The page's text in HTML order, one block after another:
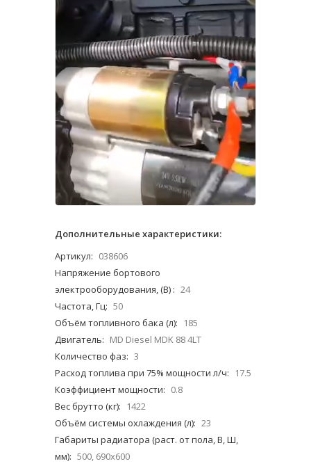
Дополнительные характеристики:
Артикул: 038606
Напряжение бортового
электрооборудования, (В) : 24
Частота, Гц: 50
Объём топливного бака (л):
185
Двигатель: MD Diesel MDK 88 4LT
Количество фаз: 3
Расход топлива при 75% мощности л/ч:
17.5
Коэффициент мощности: 0.8
Вес брутто (кг):
1422
Объём системы охлаждения (л): 23
Габариты радиатора (раст. от пола, В, Ш,
мм): 500, 690x600